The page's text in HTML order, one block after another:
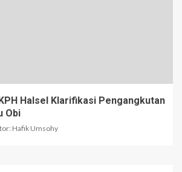
Halsel Klarifikasi Pengangkutan
Obi
Hafik Umsohy